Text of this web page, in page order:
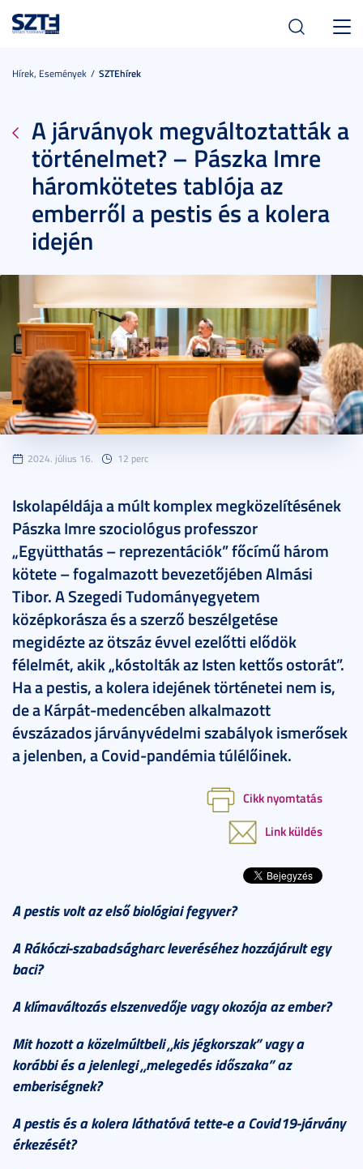
Hírek, Események SZTEhírek
A járványok megváltoztatták a
történelmet? – Pászka Imre
háromkötetes tablója az
emberről a pestis és a kolera
idején
2024. július 16. 12 perc
Iskolapéldája a múlt komplex megközelítésének
Pászka Imre szociológus professzor
„Együtthatás – reprezentációk” főcímű három
kötete – fogalmazott bevezetőjében Almási
Tibor. A Szegedi Tudományegyetem
középkorásza és a szerző beszélgetése
megidézte az ötszáz évvel ezelőtti elődök
félelmét, akik „kóstolták az Isten kettős ostorát”.
Ha a pestis, a kolera idejének történetei nem is,
de a Kárpát-medencében alkalmazott
évszázados járványvédelmi szabályok ismerősek
a jelenben, a Covid-pandémia túlélőinek.
Cikk nyomtatás
Link küldés
A pestis volt az első biológiai fegyver?
A Rákóczi-szabadságharc leveréséhez hozzájárult egy
baci?
A klímaváltozás elszenvedője vagy okozója az ember?
Mit hozott a közelmúltbeli „kis jégkorszak” vagy a
korábbi és a jelenlegi „melegedés időszaka” az
emberiségnek?
A pestis és a kolera láthatóvá tette-e a Covid19-járvány
érkezését?